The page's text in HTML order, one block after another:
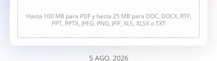
Hasta 100 MB para PDF y hasta 25 MB para DOC, DOCX, RTF,
PPT, PPTX, JPEG, PNG, JFIF, XLS, XLSX o TXT
5 AGO, 2026